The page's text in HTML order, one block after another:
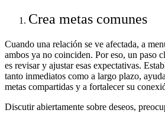
Crea metas comunes
Cuando una relación se ve afectada, a
ambos ya no coinciden. Por eso, un paso
es revisar y ajustar esas expectativas.
tanto inmediatos como a largo plazo,
metas compartidas y a fortalecer su
Discutir abiertamente sobre deseos,